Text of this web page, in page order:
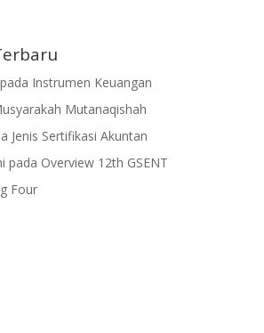
Instrumen Keuangan
Mutanaqishah
Jenis Sertifikasi Akuntan
pada Overview 12th GSENT
Four